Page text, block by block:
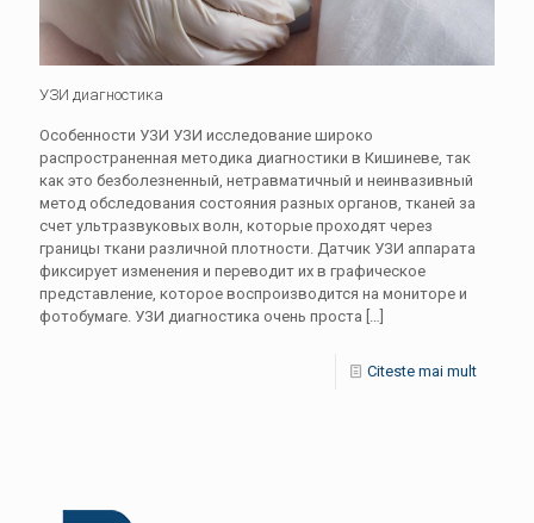
УЗИ диагностика
Особенности УЗИ УЗИ исследование широко
распространенная методика диагностики в Кишиневе, так
как это безболезненный, нетравматичный и неинвазивный
метод обследования состояния разных органов, тканей за
счет ультразвуковых волн, которые проходят через
границы ткани различной плотности. Датчик УЗИ аппарата
фиксирует изменения и переводит их в графическое
представление, которое воспроизводится на мониторе и
фотобумаге. УЗИ диагностика очень проста […]
Citeste mai mult